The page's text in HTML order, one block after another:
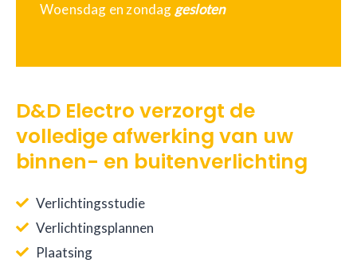
Woensdag en zondag gesloten
D&D Electro verzorgt de
volledige afwerking van uw
binnen- en buitenverlichting
Verlichtingsstudie
Verlichtingsplannen
Plaatsing